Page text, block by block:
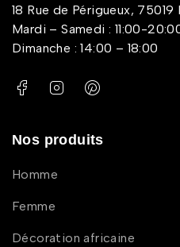
18 Rue de Périgueux, 75019
Mardi – Samedi : 11:00-
Dimanche : 14:00 – 18:00
Nos produits
Homme
Femme
Décoration africaine